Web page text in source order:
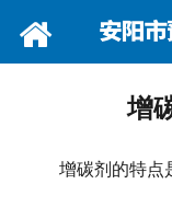
增
增碳剂的特点